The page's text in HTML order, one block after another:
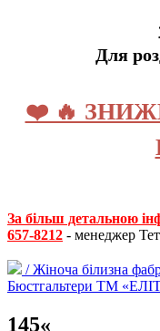
Для
❤️ 🔥
За більш детальною
657-8212 - менеджер
/Жіноча білизна
Бюстгальтери ТМ
145«